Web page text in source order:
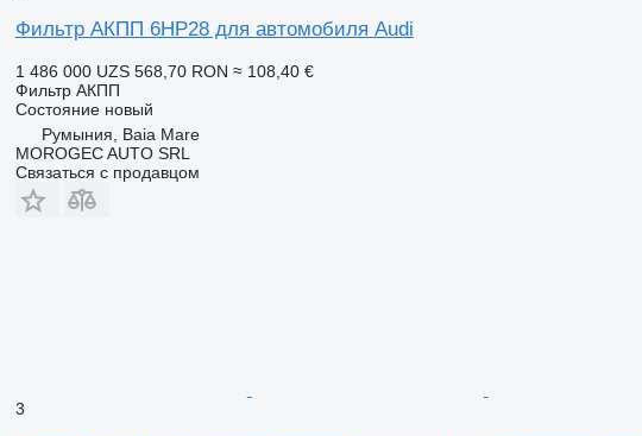
Фильтр АКПП 6HP28 для автомобиля Audi
1 486 000 UZS 568,70 RON ≈ 108,40 €
Фильтр АКПП
Состояниеновый
Румыния, Baia Mare
MOROGEC AUTO SRL
Связаться с продавцом
3